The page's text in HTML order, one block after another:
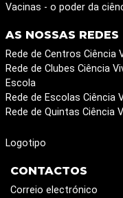
Vacinas - o poder da
AS NOSSAS REDES
Rede de Centros Ciência
Rede de Clubes Ciência
Escola
Rede de Escolas Ciência
Rede de Quintas Ciência
Logotipo
CONTACTOS
Correio electrónico